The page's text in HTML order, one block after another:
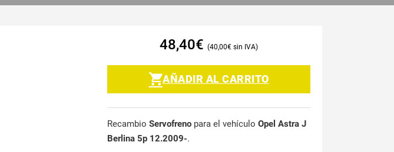
48,40€ 40,00€
AÑADIR AL CARRITO
Recambio Servofreno para el vehículo Opel Astra J
Berlina 5p 12.2009-.